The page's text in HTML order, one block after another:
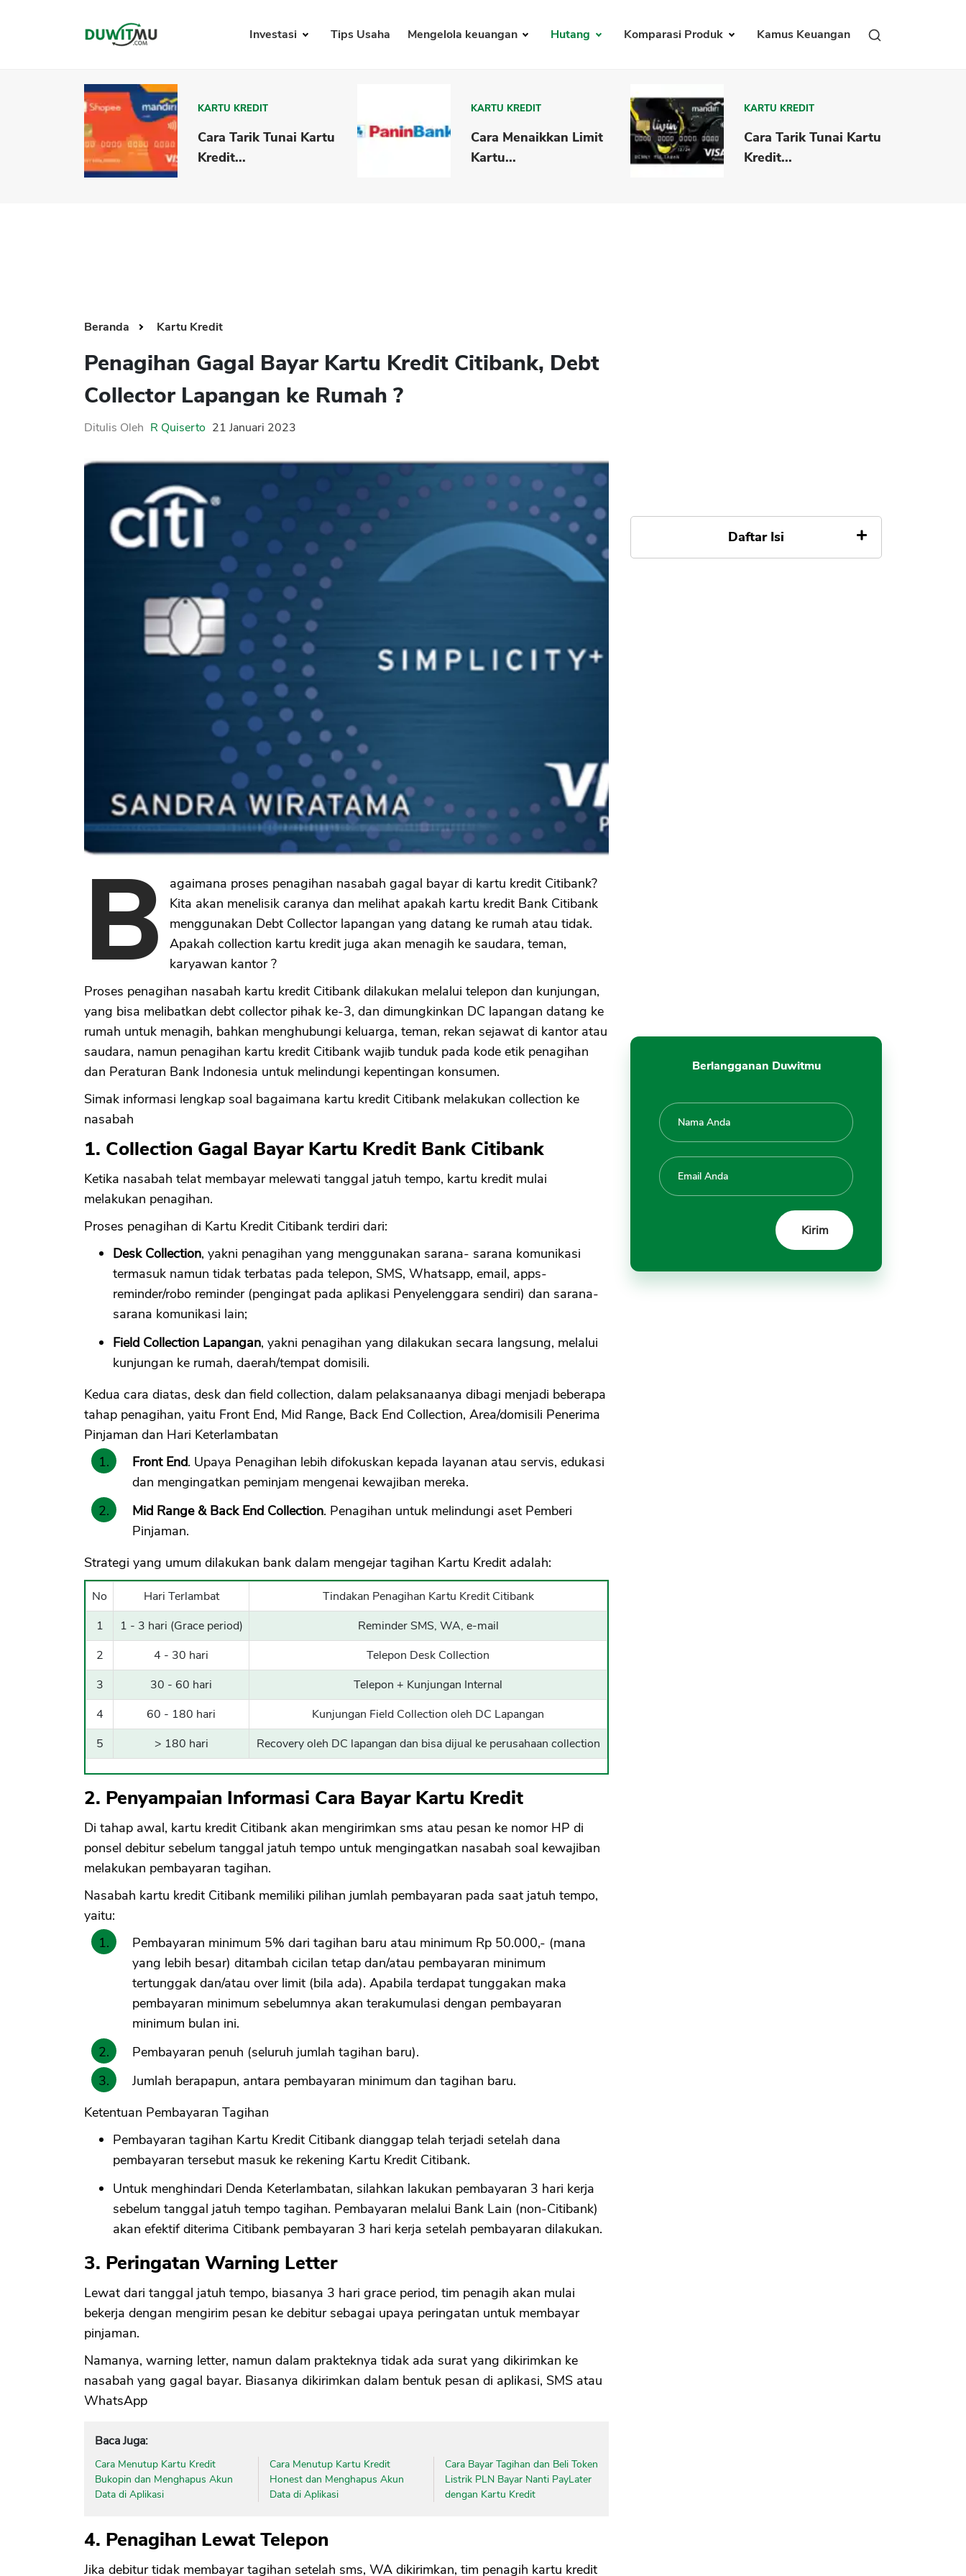
Investasi Tips Usaha Mengelola keuangan Hutang Komparasi Produk Kamus Keuangan
KARTU KREDIT
Cara Tarik Tunai Kartu
Kredit...
KARTU KREDIT
Cara Menaikkan Limit
Kartu...
KARTU KREDIT
Cara Tarik Tunai Kartu
Kredit...
Beranda Kartu Kredit
Penagihan Gagal Bayar Kartu Kredit Citibank, Debt
Collector Lapangan ke Rumah ?
Ditulis Oleh R Quiserto 21 Januari 2023
B
agaimana proses penagihan nasabah gagal bayar di kartu kredit Citibank?
Kita akan menelisik caranya dan melihat apakah kartu kredit Bank Citibank
menggunakan Debt Collector lapangan yang datang ke rumah atau tidak.
Apakah collection kartu kredit juga akan menagih ke saudara, teman,
karyawan kantor ?
Proses penagihan nasabah kartu kredit Citibank dilakukan melalui telepon dan kunjungan,
yang bisa melibatkan debt collector pihak ke-3, dan dimungkinkan DC lapangan datang ke
rumah untuk menagih, bahkan menghubungi keluarga, teman, rekan sejawat di kantor atau
saudara, namun penagihan kartu kredit Citibank wajib tunduk pada kode etik penagihan
dan Peraturan Bank Indonesia untuk melindungi kepentingan konsumen.
Simak informasi lengkap soal bagaimana kartu kredit Citibank melakukan collection ke
nasabah
1. Collection Gagal Bayar Kartu Kredit Bank Citibank
Ketika nasabah telat membayar melewati tanggal jatuh tempo, kartu kredit mulai
melakukan penagihan.
Proses penagihan di Kartu Kredit Citibank terdiri dari:
Desk Collection, yakni penagihan yang menggunakan sarana- sarana komunikasi
termasuk namun tidak terbatas pada telepon, SMS, Whatsapp, email, apps-
reminder/robo reminder (pengingat pada aplikasi Penyelenggara sendiri) dan sarana-
sarana komunikasi lain;
Field Collection Lapangan, yakni penagihan yang dilakukan secara langsung, melalui
kunjungan ke rumah, daerah/tempat domisili.
Kedua cara diatas, desk dan field collection, dalam pelaksanaanya dibagi menjadi beberapa
tahap penagihan, yaitu Front End, Mid Range, Back End Collection, Area/domisili Penerima
Pinjaman dan Hari Keterlambatan
Front End. Upaya Penagihan lebih difokuskan kepada layanan atau servis, edukasi
dan mengingatkan peminjam mengenai kewajiban mereka.
Mid Range & Back End Collection. Penagihan untuk melindungi aset Pemberi
Pinjaman.
Strategi yang umum dilakukan bank dalam mengejar tagihan Kartu Kredit adalah:
No Hari Terlambat
Tindakan Penagihan Kartu Kredit Citibank
1
1 - 3 hari (Grace period)
Reminder SMS, WA, e-mail
2
4 - 30 hari
Telepon Desk Collection
3
30 - 60 hari
Telepon + Kunjungan Internal
4
60 - 180 hari
Kunjungan Field Collection oleh DC Lapangan
5
> 180 hari Recovery oleh DC lapangan dan bisa dijual ke perusahaan collection
2. Penyampaian Informasi Cara Bayar Kartu Kredit
Di tahap awal, kartu kredit Citibank akan mengirimkan sms atau pesan ke nomor HP di
ponsel debitur sebelum tanggal jatuh tempo untuk mengingatkan nasabah soal kewajiban
melakukan pembayaran tagihan.
Nasabah kartu kredit Citibank memiliki pilihan jumlah pembayaran pada saat jatuh tempo,
yaitu:
Pembayaran minimum 5% dari tagihan baru atau minimum Rp 50.000,- (mana
yang lebih besar) ditambah cicilan tetap dan/atau pembayaran minimum
tertunggak dan/atau over limit (bila ada). Apabila terdapat tunggakan maka
pembayaran minimum sebelumnya akan terakumulasi dengan pembayaran
minimum bulan ini.
Pembayaran penuh (seluruh jumlah tagihan baru).
Jumlah berapapun, antara pembayaran minimum dan tagihan baru.
Ketentuan Pembayaran Tagihan
Pembayaran tagihan Kartu Kredit Citibank dianggap telah terjadi setelah dana
pembayaran tersebut masuk ke rekening Kartu Kredit Citibank.
Untuk menghindari Denda Keterlambatan, silahkan lakukan pembayaran 3 hari kerja
sebelum tanggal jatuh tempo tagihan. Pembayaran melalui Bank Lain (non-Citibank)
akan efektif diterima Citibank pembayaran 3 hari kerja setelah pembayaran dilakukan.
3. Peringatan Warning Letter
Lewat dari tanggal jatuh tempo, biasanya 3 hari grace period, tim penagih akan mulai
bekerja dengan mengirim pesan ke debitur sebagai upaya peringatan untuk membayar
pinjaman.
Namanya, warning letter, namun dalam prakteknya tidak ada surat yang dikirimkan ke
nasabah yang gagal bayar. Biasanya dikirimkan dalam bentuk pesan di aplikasi, SMS atau
WhatsApp
Baca Juga:
Cara Menutup Kartu Kredit
Bukopin dan Menghapus Akun
Data di Aplikasi
Cara Menutup Kartu Kredit
Honest dan Menghapus Akun
Data di Aplikasi
Cara Bayar Tagihan dan Beli Token
Listrik PLN Bayar Nanti PayLater
dengan Kartu Kredit
4. Penagihan Lewat Telepon
Jika debitur tidak membayar tagihan setelah sms, WA dikirimkan, tim penagih kartu kredit
Daftar Isi
Berlangganan Duwitmu